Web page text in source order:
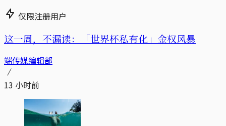
仅限注册用户
这一周，不漏读：「世界杯私有化」金权风暴
端传媒编辑部
13 小时前